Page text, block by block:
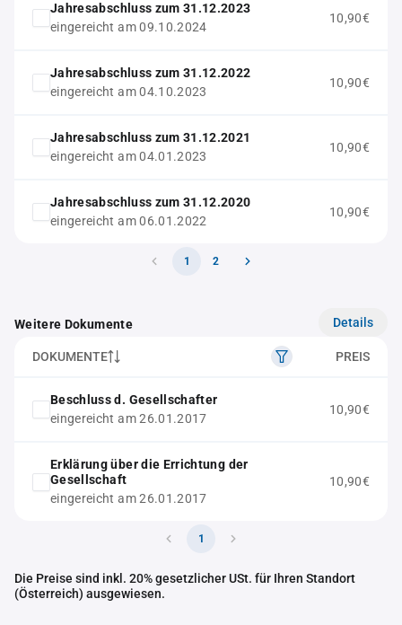
Jahresabschluss zum 31.12.2023
eingereicht am 09.10.2024
10,90€
Jahresabschluss zum 31.12.2022
eingereicht am 04.10.2023
10,90€
Jahresabschluss zum 31.12.2021
eingereicht am 04.01.2023
10,90€
Jahresabschluss zum 31.12.2020
eingereicht am 06.01.2022
10,90€
1 2
Weitere Dokumente Details
DOKUMENTE PREIS
Beschluss d. Gesellschafter
eingereicht am 26.01.2017
10,90€
Erklärung über die Errichtung der
Gesellschaft
eingereicht am 26.01.2017
10,90€
1
Die Preise sind inkl. 20% gesetzlicher USt. für Ihren Standort
(Österreich) ausgewiesen.